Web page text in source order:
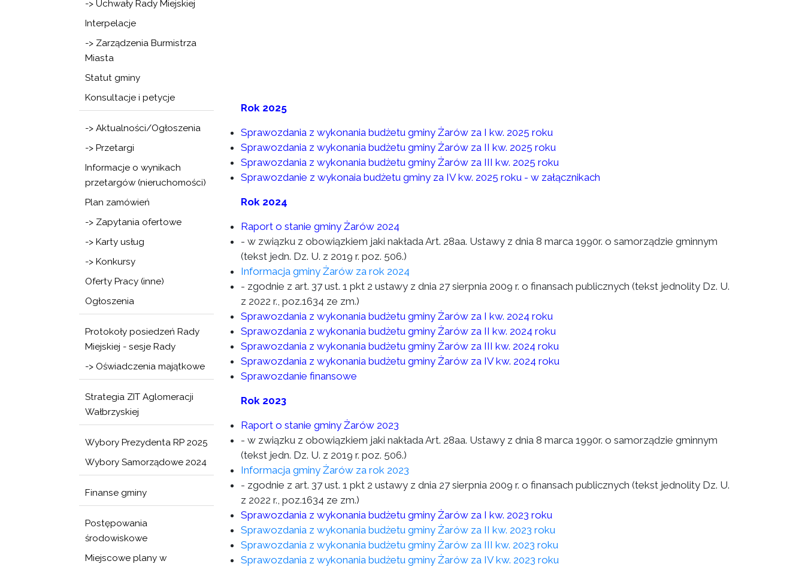
-> Uchwały Rady Miejskiej
Interpelacje
-> Zarządzenia Burmistrza
Miasta
Statut gminy
Konsultacje i petycje
-> Aktualności/Ogłoszenia
-> Przetargi
Informacje o wynikach
przetargów (nieruchomości)
Plan zamówień
-> Zapytania ofertowe
-> Karty usług
-> Konkursy
Oferty Pracy (inne)
Ogłoszenia
Protokoły posiedzeń Rady
Miejskiej - sesje Rady
-> Oświadczenia majątkowe
Strategia ZIT Aglomeracji
Wałbrzyskiej
Wybory Prezydenta RP 2025
Wybory Samorządowe 2024
Finanse gminy
Postępowania
środowiskowe
Miejscowe plany w
Rok 2025
Sprawozdania z wykonania budżetu gminy Żarów za I kw. 2025 roku
Sprawozdania z wykonania budżetu gminy Żarów za II kw. 2025 roku
Sprawozdania z wykonania budżetu gminy Żarów za III kw. 2025 roku
Sprawozdanie z wykonaia budżetu gminy za IV kw. 2025 roku - w załącznikach
Rok 2024
Raport o stanie gminy Żarów 2024
- w związku z obowiązkiem jaki nakłada Art. 28aa. Ustawy z dnia 8 marca 1990r. o samorządzie gminnym
(tekst jedn. Dz. U. z 2019 r. poz. 506.)
Informacja gminy Żarów za rok 2024
- zgodnie z art. 37 ust. 1 pkt 2 ustawy z dnia 27 sierpnia 2009 r. o finansach publicznych (tekst jednolity Dz. U.
z 2022 r., poz.1634 ze zm.)
Sprawozdania z wykonania budżetu gminy Żarów za I kw. 2024 roku
Sprawozdania z wykonania budżetu gminy Żarów za II kw. 2024 roku
Sprawozdania z wykonania budżetu gminy Żarów za III kw. 2024 roku
Sprawozdania z wykonania budżetu gminy Żarów za IV kw. 2024 roku
Sprawozdanie finansowe
Rok 2023
Raport o stanie gminy Żarów 2023
- w związku z obowiązkiem jaki nakłada Art. 28aa. Ustawy z dnia 8 marca 1990r. o samorządzie gminnym
(tekst jedn. Dz. U. z 2019 r. poz. 506.)
Informacja gminy Żarów za rok 2023
- zgodnie z art. 37 ust. 1 pkt 2 ustawy z dnia 27 sierpnia 2009 r. o finansach publicznych (tekst jednolity Dz. U.
z 2022 r., poz.1634 ze zm.)
Sprawozdania z wykonania budżetu gminy Żarów za I kw. 2023 roku
Sprawozdania z wykonania budżetu gminy Żarów za II kw. 2023 roku
Sprawozdania z wykonania budżetu gminy Żarów za III kw. 2023 roku
Sprawozdania z wykonania budżetu gminy Żarów za IV kw. 2023 roku